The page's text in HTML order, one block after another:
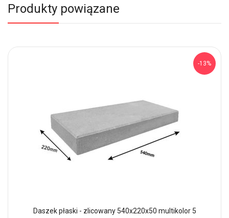
Produkty powiązane
-13%
Daszek płaski - zlicowany 540x220x50 multikolor 5